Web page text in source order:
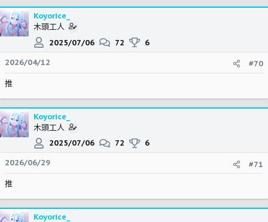
Koyorice_
木頭工人
2025/07/06
72
6
2026/04/12
#70
推
Koyorice_
木頭工人
2025/07/06
72
6
2026/06/29
#71
推
Koyorice_